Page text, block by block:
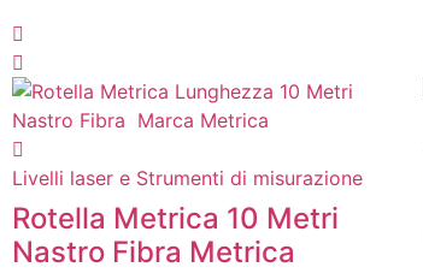
Livelli laser e Strumenti di misurazione
Rotella Metrica 10 Metri
Nastro Fibra Metrica